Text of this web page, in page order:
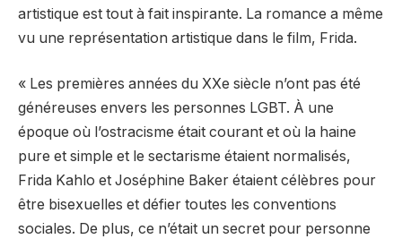
artistique est tout à fait inspirante. La romance a même
vu une représentation artistique dans le film, Frida.
« Les premières années du XXe siècle n’ont pas été
généreuses envers les personnes LGBT. À une
époque où l’ostracisme était courant et où la haine
pure et simple et le sectarisme étaient normalisés,
Frida Kahlo et Joséphine Baker étaient célèbres pour
être bisexuelles et défier toutes les conventions
sociales. De plus, ce n’était un secret pour personne